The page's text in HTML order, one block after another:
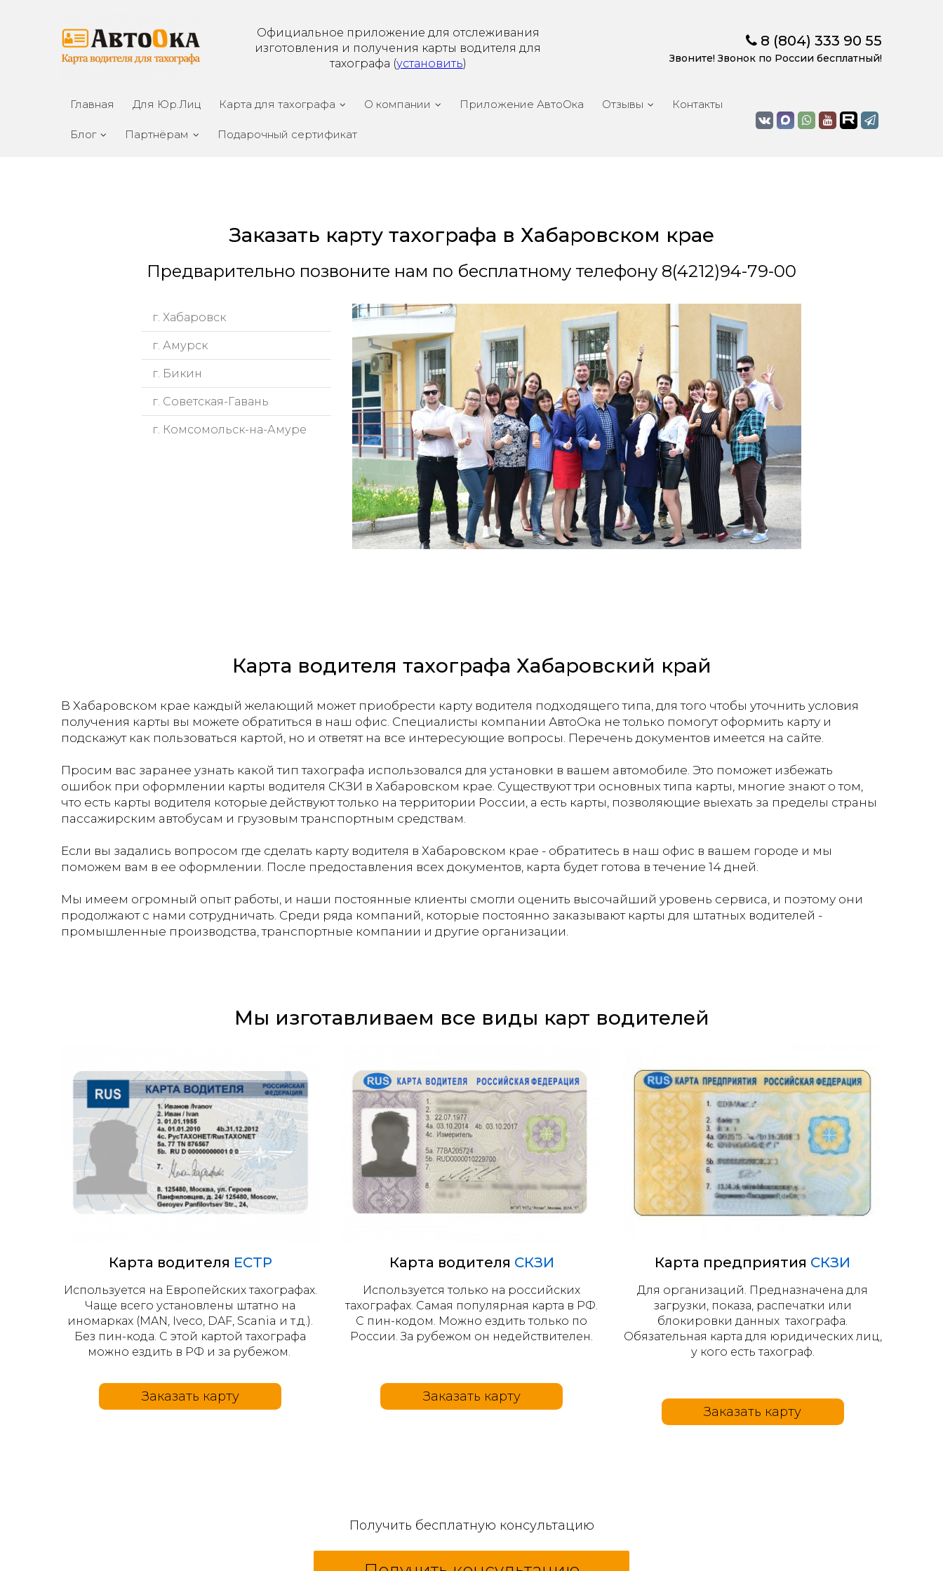
Официальное приложение для отслеживания
изготовления и получения карты водителя для
тахографа (установить)
8 (804) 333 90 55
Звоните! Звонок по России бесплатный!
Главная Для Юр.Лиц Карта для тахографа О компании Приложение АвтоОка Отзывы Контакты
Блог Партнёрам Подарочный сертификат
Заказать карту тахографа в Хабаровском крае
Предварительно позвоните нам по бесплатному телефону 8(4212)94-79-00
г. Хабаровск
г. Амурск
г. Бикин
г. Советская-Гавань
г. Комсомольск-на-Амуре
Карта водителя тахографа Хабаровский край
В Хабаровском крае каждый желающий может приобрести карту водителя подходящего типа, для того чтобы уточнить условия
получения карты вы можете обратиться в наш офис. Специалисты компании АвтоОка не только помогут оформить карту и
подскажут как пользоваться картой, но и ответят на все интересующие вопросы. Перечень документов имеется на сайте.
Просим вас заранее узнать какой тип тахографа использовался для установки в вашем автомобиле. Это поможет избежать
ошибок при оформлении карты водителя СКЗИ в Хабаровском крае. Существуют три основных типа карты, многие знают о том,
что есть карты водителя которые действуют только на территории России, а есть карты, позволяющие выехать за пределы страны
пассажирским автобусам и грузовым транспортным средствам.
Если вы задались вопросом где сделать карту водителя в Хабаровском крае​​​​​​​ - обратитесь в наш офис в вашем городе и мы
поможем вам в ее оформлении. После предоставления всех документов, карта будет готова в течение 14 дней.
Мы имеем огромный опыт работы, и наши постоянные клиенты смогли оценить высочайший уровень сервиса, и поэтому они
продолжают с нами сотрудничать. Среди ряда компаний, которые постоянно заказывают карты для штатных водителей -
промышленные производства, транспортные компании и другие организации.
Мы изготавливаем все виды карт водителей
Карта водителя ЕСТР
Используется на Европейских тахографах.
Чаще всего установлены штатно на
иномарках (MAN, Iveco, DAF, Scania и т.д.).
Без пин-кода. С этой картой тахографа
можно ездить в РФ и за рубежом.
Заказать карту
Карта водителя СКЗИ
Используется только на российских
тахографах. Самая популярная карта в РФ.
С пин-кодом. Можно ездить только по
России. За рубежом он недействителен.
Заказать карту
Карта предприятия СКЗИ
Для организаций. Предназначена для
загрузки, показа, распечатки или
блокировки данных тахографа.
Обязательная карта для юридических лиц,
у кого есть тахограф.
Заказать карту
Получить бесплатную консультацию